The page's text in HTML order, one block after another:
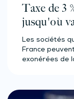
Taxe de 3
jusqu'où
Les sociétés
France
exonérées de